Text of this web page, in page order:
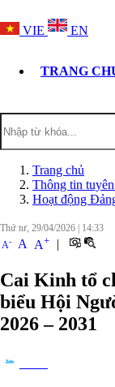
VIE EN
TRANG
Trang chủ
Thông tin
Hoạt động
Thứ tư, 29/04/2026
14:33
A- A A+ |
Cai Kinh tổ
biểu Hội
2026 – 2031